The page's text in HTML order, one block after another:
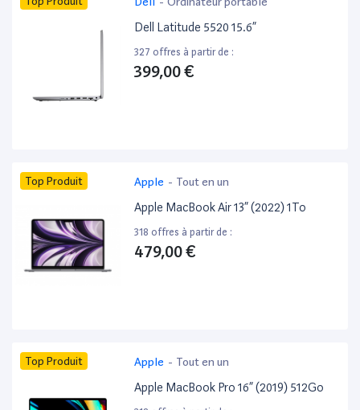
Dell Latitude 5520 15.6”
327 offres à partir de :
399,00 €
Top Produit Apple - Tout en un
Apple MacBook Air 13” (2022) 1To
318 offres à partir de :
479,00 €
Top Produit Apple - Tout en un
Apple MacBook Pro 16” (2019) 512Go